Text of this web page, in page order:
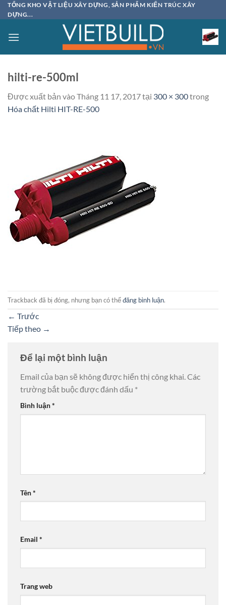
Bỏ
qua
dung
TỔNG KHO VẬT LIỆU XÂY DỰNG, SẢN PHẨM KIẾN TRÚC XÂY
DỰNG...
hilti-re-500ml
Được xuất bản vàoTháng 11 17, 2017tại 300 × 300trong
Hóa chất Hilti HIT-RE-500
Trackback đã bị đóng, nhưng bạn có thểđăng bình luận.
← Trước
Tiếp theo →
Để lại một bình luận
Email của bạn sẽ không được hiển thị công khai.Các
trường bắt buộc được đánh dấu *
Bình luận*
Tên*
Email *
Trang web